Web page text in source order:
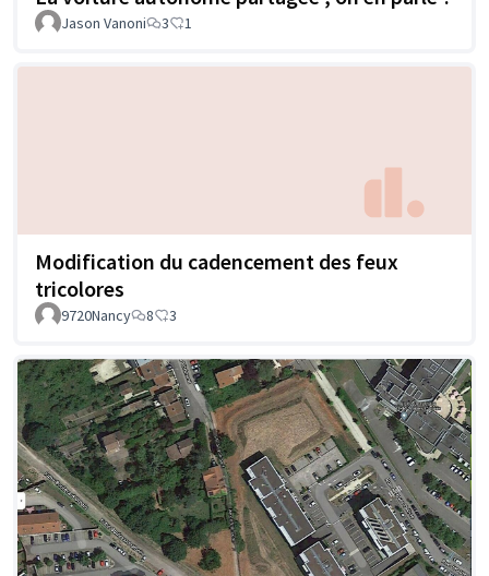
Jason Vanoni 3 1
Modification du cadencement des feux
tricolores
9720Nancy 8 3